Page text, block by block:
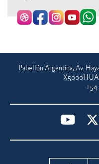
Pabellón Argentina, Av.
X5000HUA
+54